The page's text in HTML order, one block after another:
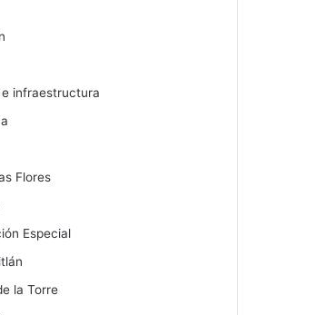
e infraestructura
Flores
Especial
la Torre